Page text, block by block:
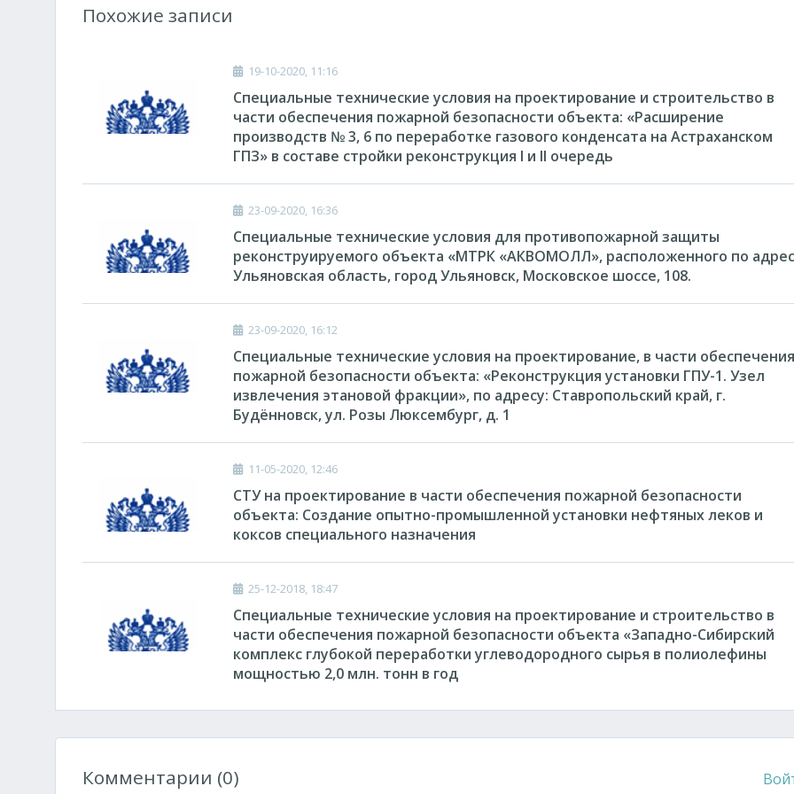
Похожие записи
19-10-2020, 11:16
Специальные технические условия на проектирование и строительство в
части обеспечения пожарной безопасности объекта: «Расширение
производств № 3, 6 по переработке газового конденсата на Астраханском
ГПЗ» в составе стройки реконструкция I и II очередь
23-09-2020, 16:36
Специальные технические условия для противопожарной защиты
реконструируемого объекта «МТРК «АКВОМОЛЛ», расположенного по
Ульяновская область, город Ульяновск, Московское шоссе, 108.
23-09-2020, 16:12
Специальные технические условия на проектирование, в части обеспечения
пожарной безопасности объекта: «Реконструкция установки ГПУ-1. Узел
извлечения этановой фракции», по адресу: Ставропольский край, г.
Будённовск, ул. Розы Люксембург, д. 1
11-05-2020, 12:46
СТУ на проектирование в части обеспечения пожарной безопасности
объекта: Создание опытно-промышленной установки нефтяных леков и
коксов специального назначения
25-12-2018, 18:47
Специальные технические условия на проектирование и строительство в
части обеспечения пожарной безопасности объекта «Западно-Сибирский
комплекс глубокой переработки углеводородного сырья в полиолефины
мощностью 2,0 млн. тонн в год
Комментарии (0)